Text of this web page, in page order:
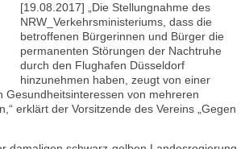
[19.08.2017] „Die Stellungnahme des
NRW_Verkehrs­ministeriums, dass die
betroffenen Bürgerinnen und Bürger die
permanenten Störungen der Nachtruhe
durch den Flughafen Düsseldorf
hinzunehmen haben, zeugt von einer
von mehreren
erklärt der Vorsitzende des Vereins „Gegen